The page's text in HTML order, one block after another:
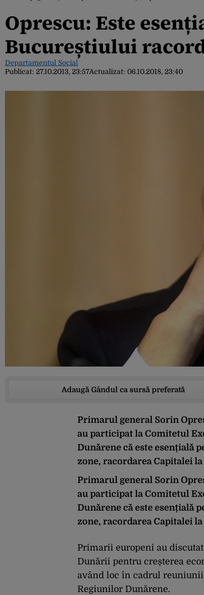
Oprescu: Este
Bucureștiului
Departamentul Social
Publicat: 27.10.2013, 23:57Actualizat: 06.10.2018, 23:40
Adaugă Gândul ca sursă preferată
Primarul general Sorin
au participat la Comitetul
Dunărene că este esențială
zone, racordarea Capitalei
Primarul general Sorin
au participat la Comitetul
Dunărene că este esențială
zone, racordarea Capitalei
Primarii europeni au
Dunării pentru creșterea
având loc în cadrul
Regiunilor Dunărene.